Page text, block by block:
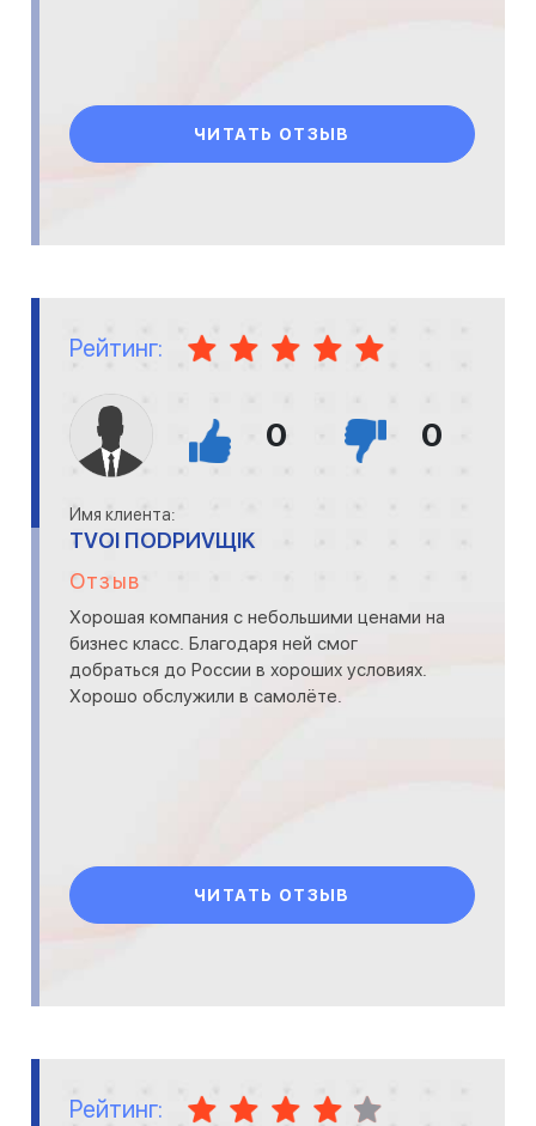
ЧИТАТЬ ОТЗЫВ
Рейтинг:
0 0
Имя клиента:
TVOI ПODPИVЩIK
Отзыв
Хорошая компания с небольшими ценами на
бизнес класс. Благодаря ней смог
добраться до России в хороших условиях.
Хорошо обслужили в самолёте.
ЧИТАТЬ ОТЗЫВ
Рейтинг: